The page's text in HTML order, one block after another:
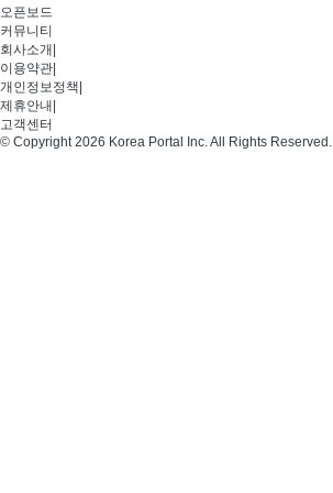
오픈보드
커뮤니티
회사소개
이용약관
개인정보정책
제휴안내
고객센터
© Copyright 2026 Korea Portal Inc. All Rights Reserved.